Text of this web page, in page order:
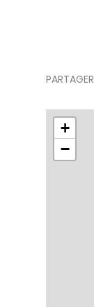
PARTAGER
+
−